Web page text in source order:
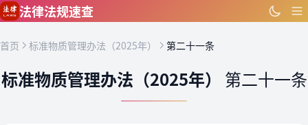
跳到主要内容
法律法规速查
首页 标准物质管理办法（2025年） 第二十一条
标准物质管理办法（2025年） 第二十一条